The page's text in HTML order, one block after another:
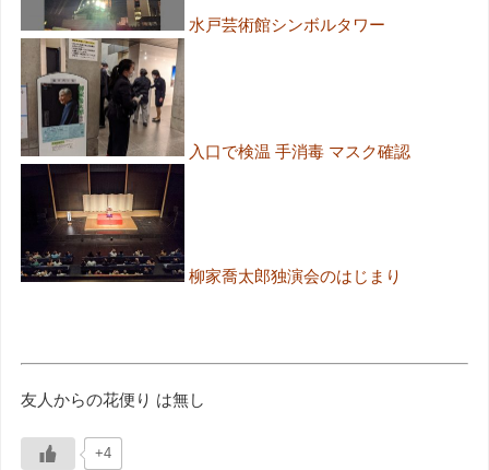
水戸芸術館シンボルタワー
入口で検温 手消毒 マスク確認
柳家喬太郎独演会のはじまり
友人からの花便り は無し
+4